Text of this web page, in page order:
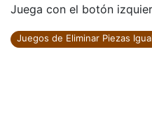
Juega con el botón
Juegos de Eliminar Piezas